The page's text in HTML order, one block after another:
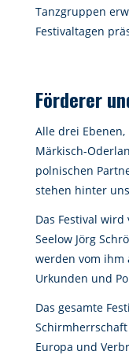
Tanzgruppen
Festivaltagen
Förderer
Alle drei
Märkisch-
polnischen
stehen hinter
Das Festival
Seelow Jörg
werden vom ihm
Urkunden und
Das gesamte
Europa und